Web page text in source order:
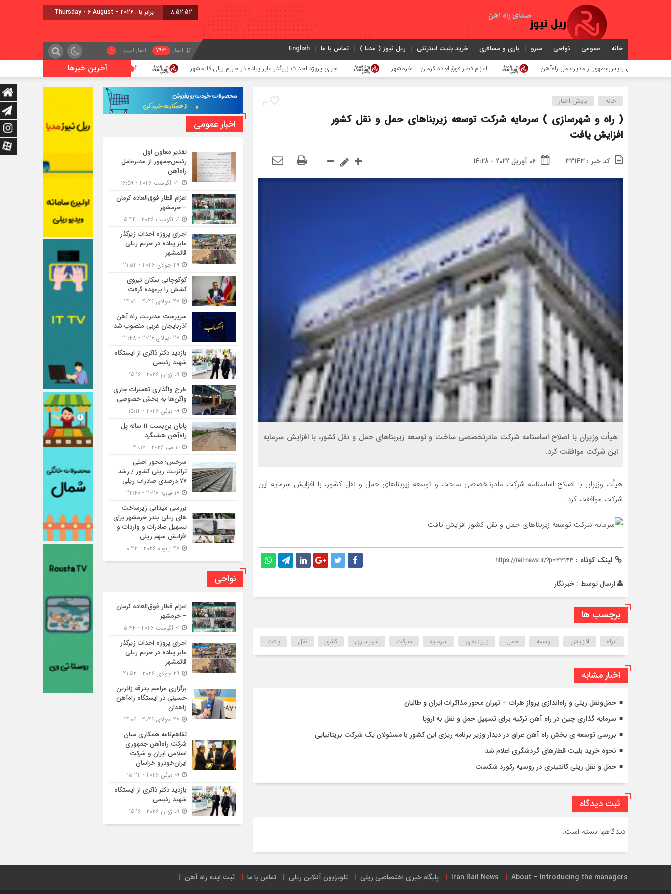
8:52:53 برابر با : Thursday - 6 August - 2026
خانه عمومی نواحی مترو باری و مسافری خرید بلیت اینترنتی ریل نیوز ( مدیا ) تماس با ما English کل اخبار 7972 اخبار امروز : 0
آخرین خبرها اول رئیس‌جمهور از مدیرعامل راه‌آهن اعزام قطار فوق‌العاده کرمان – خرمشهر اجرای پروژه احداث زیرگذر عابر پیاده در حریم ریلی قائمشهر گوگوچانی سکان نیروی کشش را برعهده گرفت
21 خانه پایش اخبار
( راه و شهرسازی ) سرمایه شرکت توسعه زیربناهای حمل و نقل کشور
افزایش یافت
کد خبر : 33143 06 آوریل 2022 - 14:28
هیأت وزیران با اصلاح اساسنامه شرکت مادرتخصصی ساخت و توسعه زیربناهای حمل و نقل کشور، با افزایش سرمایه
این شرکت موافقت کرد.
هیأت وزیران با اصلاح اساسنامه شرکت مادرتخصصی ساخت و توسعه زیربناهای حمل و نقل کشور، با افزایش سرمایه این
شرکت موافقت کرد.
لینک کوتاه : https://rail-news.ir/?p=33143
ارسال توسط : خبرنگار
برچسب ها
#راه افزایش توسعه حمل زیربناهای سرمایه شرکت شهرسازی کشور نقل یافت
اخبار مشابه
حمل‌ونقل ریلی و راه‌اندازی پرواز هرات – تهران محور مذاکرات ایران و طالبان
سرمایه گذاری چین در راه آهن ترکیه برای تسهیل حمل و نقل به اروپا
بررسی توسعه ی بخش راه آهن عراق در دیدار وزیر برنامه ریزی این کشور با مسئولان یک شرکت بریتانیایی
نحوه خرید بلیت قطارهای گردشگری اعلام شد
حمل و نقل ریلی کانتینری در روسیه رکورد شکست
ثبت دیدگاه
دیدگاهها بسته است.
اخبار عمومی
تقدیر معاون اول
رئیس‌جمهور از مدیرعامل
راه‌آهن
اعزام قطار فوق‌العاده کرمان
– خرمشهر
اجرای پروژه احداث زیرگذر
عابر پیاده در حریم ریلی
قائمشهر
گوگوچانی سکان نیروی
کشش را برعهده گرفت
سرپرست مدیریت راه آهن
آذربایجان غربی منصوب شد
بازدید دکتر ذاکری از ایستگاه
شهید رئیسی
طرح واگذاری تعمیرات جاری
واگن‌ها به بخش خصوصی
پایان بن‌بست 11 ساله پل
راه‌آهن هشتگرد
سرخس؛ محور اصلی
ترانزیت ریلی کشور / رشد
۷۷ درصدی صادرات ریلی
بررسی میدانی زیرساخت
های ریلی بندر خرمشهر برای
تسهیل صادرات و واردات و
افزایش سهم ریلی
نواحی
اعزام قطار فوق‌العاده کرمان
– خرمشهر
اجرای پروژه احداث زیرگذر
عابر پیاده در حریم ریلی
قائمشهر
برگزاری مراسم بدرقه زائرین
حسینی در ایستگاه راه‌آهن
زاهدان
تفاهم‌نامه همکاری میان
شرکت راه‌آهن جمهوری
اسلامی ایران و شرکت
ایران‌خودرو خراسان
بازدید دکتر ذاکری از ایستگاه
شهید رئیسی
About – Introducing the managers
Iran Rail News پایگاه خبری اختصاصی ریلی تلویزیون آنلاین ریلی تماس با ما ثبت ایده راه آهن